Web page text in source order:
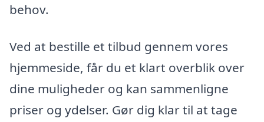
behov.
Ved at bestille et tilbud gennem vores
hjemmeside, får du et klart overblik over
dine muligheder og kan sammenligne
priser og ydelser. Gør dig klar til at tage